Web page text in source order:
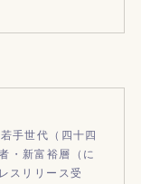
手世代（四十四
・新富裕層（に
スリリース受